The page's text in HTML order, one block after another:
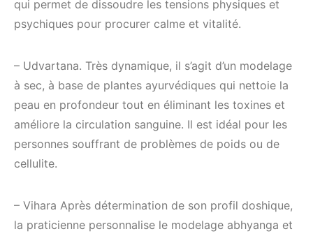
qui permet de dissoudre les tensions physiques et
psychiques pour procurer calme et vitalité.
– Udvartana. Très dynamique, il s’agit d’un modelage
à sec, à base de plantes ayurvédiques qui nettoie la
peau en profondeur tout en éliminant les toxines et
améliore la circulation sanguine. Il est idéal pour les
personnes souffrant de problèmes de poids ou de
cellulite.
– Vihara Après détermination de son profil doshique,
la praticienne personnalise le modelage abhyanga et